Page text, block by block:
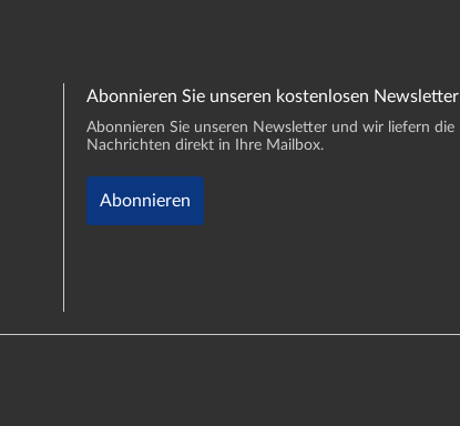
Abonnieren Sie unseren kostenlosen Newsletter
Abonnieren Sie unseren Newsletter und wir liefern die
Nachrichten direkt in Ihre Mailbox.
Abonnieren